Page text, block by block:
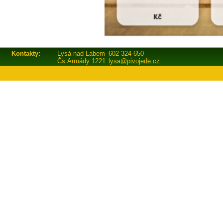
Kontakty: Lysá nad Labem 602 324 650
Čs.Armády 1221 lysa@pivojede.cz